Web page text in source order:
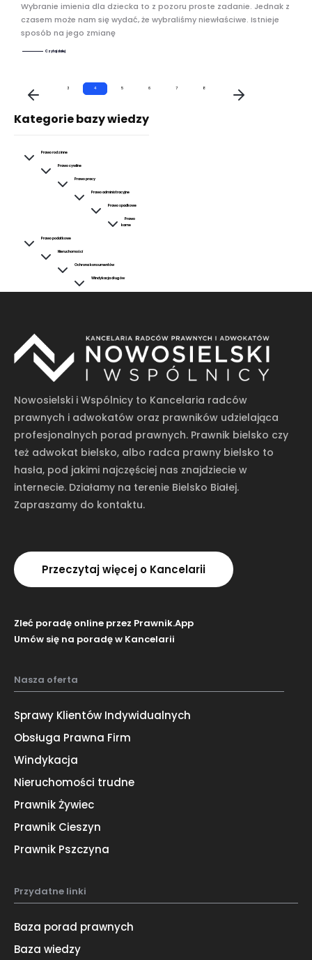
Wybranie imienia dla dziecka to z pozoru proste zadanie. Jednak z
czasem może nam się wydać, że wybraliśmy niewłaściwe. Istnieje
sposób na jego zmianę
Czytaj dalej
3 4 5 6 7 8
Kategorie bazy wiedzy
Prawo rodzinne
Prawo cywilne
Prawo pracy
Prawo administracyjne
Prawo spadkowe
Prawo
karne
Prawo podatkowe
Nieruchomości
Ochrona konsumentów
Windykacja długów
Nowosielski i Wspólnicy to Kancelaria radców
prawnych i adwokatów oraz prawników udzielająca
profesjonalnych porad prawnych. Prawnik bielsko czy
też adwokat bielsko, albo radca prawny bielsko to
hasła, pod jakimi najczęściej nas znajdziecie w
internecie. Działamy na terenie Bielsko Białej.
Zapraszamy do kontaktu.
Przeczytaj więcej o Kancelarii
Zleć poradę online przez Prawnik.App
Umów się na poradę w Kancelarii
Nasza oferta
Sprawy Klientów Indywidualnych
Obsługa Prawna Firm
Windykacja
Nieruchomości trudne
Prawnik Żywiec
Prawnik Cieszyn
Prawnik Pszczyna
Przydatne linki
Baza porad prawnych
Baza wiedzy